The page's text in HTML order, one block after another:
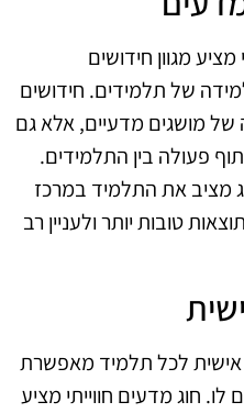
מציע מגוון חידושים
של תלמידים. חידושים
מושגים מדעיים, אלא גם
פעולה בין התלמידים.
מציב את התלמיד במרכז
טובות יותר ולעניין רב
לכל תלמיד מאפשרת
חוג מדעים חווייתי מציע